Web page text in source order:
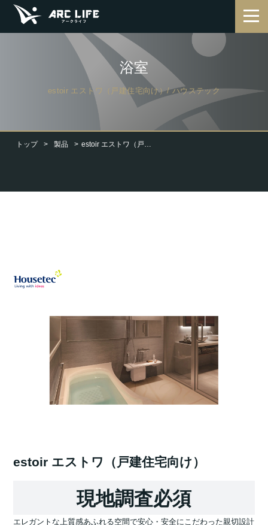
トップ 製品 estoir エストワ（戸建住宅向け）
浴室
estoir エストワ（戸建住宅向け）/ ハウステック
estoir エストワ（戸建住宅向け）
現地調査必須
エレガントな上質感あふれる空間で安心・安全にこだわった親切設計